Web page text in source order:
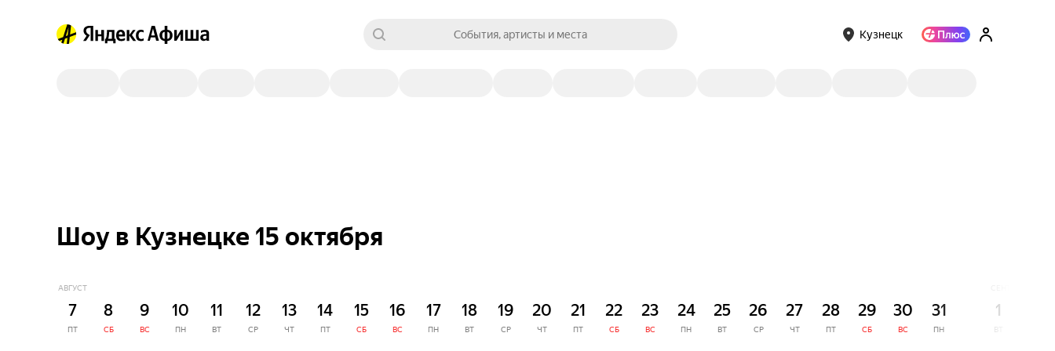
События, артисты и места Кузнецк
Шоу в Кузнецке 15 октября
АВГУСТ
7
ПТ
8
СБ
9
ВС
10
ПН
11
ВТ
12
СР
13
ЧТ
14
ПТ
15
СБ
16
ВС
17
ПН
18
ВТ
19
СР
20
ЧТ
21
ПТ
22
СБ
23
ВС
24
ПН
25
ВТ
26
СР
27
ЧТ
28
ПТ
29
СБ
30
ВС
31
ПН
1
ВТ